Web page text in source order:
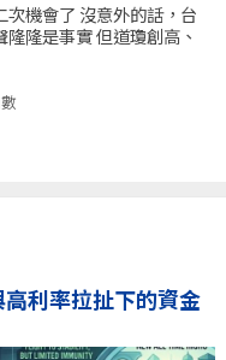
機會了 沒意外的話，台
隆是事實 但道瓊創高、
利率拉扯下的資金